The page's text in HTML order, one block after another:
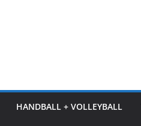
HANDBALL + VOLLEYBALL